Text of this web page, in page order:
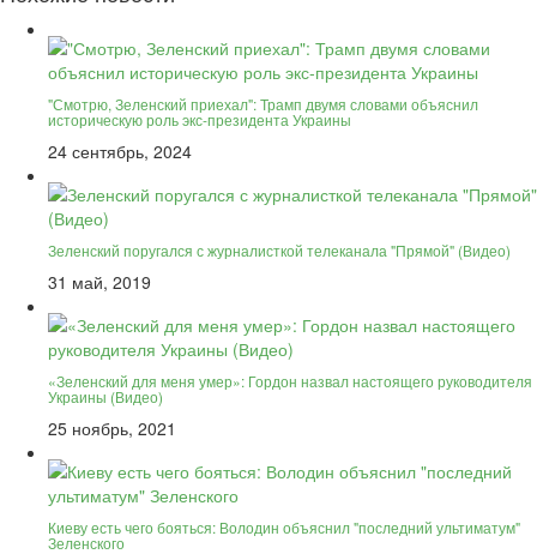
"Смотрю, Зеленский приехал": Трамп двумя словами объяснил
историческую роль экс-президента Украины
24 сентябрь, 2024
Зеленский поругался с журналисткой телеканала "Прямой" (Видео)
31 май, 2019
«Зеленский для меня умер»: Гордон назвал настоящего руководителя
Украины (Видео)
25 ноябрь, 2021
Киеву есть чего бояться: Володин объяснил "последний ультиматум"
Зеленского